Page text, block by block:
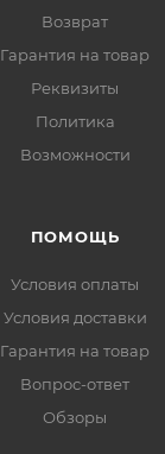
Возврат
Гарантия на товар
Реквизиты
Политика
Возможности
ПОМОЩЬ
Условия оплаты
Условия доставки
Гарантия на товар
Вопрос-ответ
Обзоры